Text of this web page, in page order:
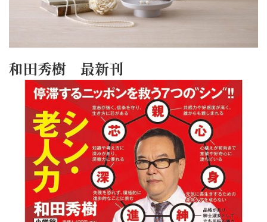
和田秀樹 最新刊